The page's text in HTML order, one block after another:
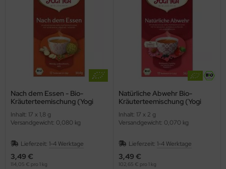
Nach dem Essen - Bio-
Kräuterteemischung (Yogi
Inhalt: 17 x 1,8 g
Versandgewicht: 0,080 kg
Lieferzeit: 1-4 Werktage
3,49 €
114,05 € pro 1 kg
Natürliche Abwehr Bio-
Kräuterteemischung (Yogi
Inhalt: 17 x 2 g
Versandgewicht: 0,070 kg
Lieferzeit: 1-4 Werktage
3,49 €
102,65 € pro 1 kg